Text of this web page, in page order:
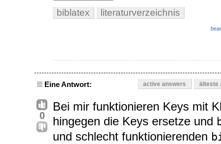
biblatex literaturverzeichnis
Eine Antwort: active answers älteste
0
Bei mir funktionieren Keys mit
hingegen die Keys ersetze und
und schlecht funktionierenden